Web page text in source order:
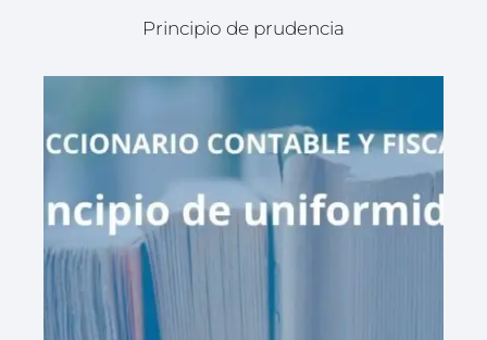
Principio de prudencia